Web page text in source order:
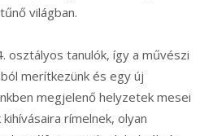
világban.
osztályos tanulók, így a művészi
merítkezünk és egy új
megjelenő helyzetek mesei
rímelnek, olyan